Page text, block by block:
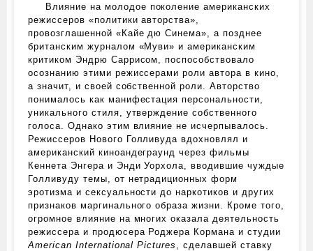
Влияние на молодое поколение американских
режиссеров «политики авторства»,
провозглашенной «Кайе дю Синема», а позднее
британским журналом «Муви» и американским
критиком Эндрю Саррисом, поспособствовало
осознанию этими режиссерами роли автора в кино,
а значит, и своей собственной роли. Авторство
понималось как манифестация персональности,
уникального стиля, утверждение собственного
голоса. Однако этим влияние не исчерпывалось.
Режиссеров Нового Голливуда вдохновлял и
американский киноандеграунд через фильмы
Кеннета Энгера и Энди Уорхола, вводившие чуждые
Голливуду темы, от нетрадиционных форм
эротизма и сексуальности до наркотиков и других
признаков маргинального образа жизни. Кроме того,
огромное влияние на многих оказала деятельность
режиссера и продюсера Роджера Кормана и студии
American International Pictures
, сделавшей ставку